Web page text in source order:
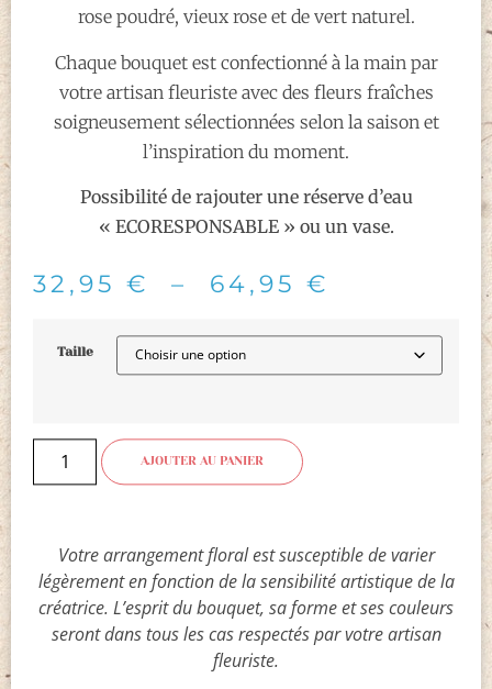
rose poudré, vieux rose et de vert naturel.
Chaque bouquet est confectionné à la main par
votre artisan fleuriste avec des fleurs fraîches
soigneusement sélectionnées selon la saison et
l’inspiration du moment.
Possibilité de rajouter une réserve d’eau
« ECORESPONSABLE » ou un vase.
32,95 € – 64,95 €
Taille
AJOUTER AU PANIER
Votre arrangement floral est susceptible de varier
légèrement en fonction de la sensibilité artistique de la
créatrice. L’esprit du bouquet, sa forme et ses couleurs
seront dans tous les cas respectés par votre artisan
fleuriste.